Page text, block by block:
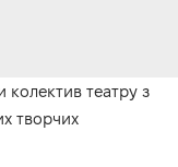
колектив театру з
творчих